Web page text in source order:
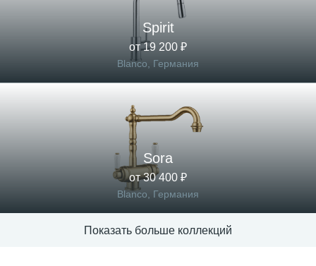
Spirit
от 19 200 ₽
Blanco, Германия
Sora
от 30 400 ₽
Blanco, Германия
Показать больше коллекций